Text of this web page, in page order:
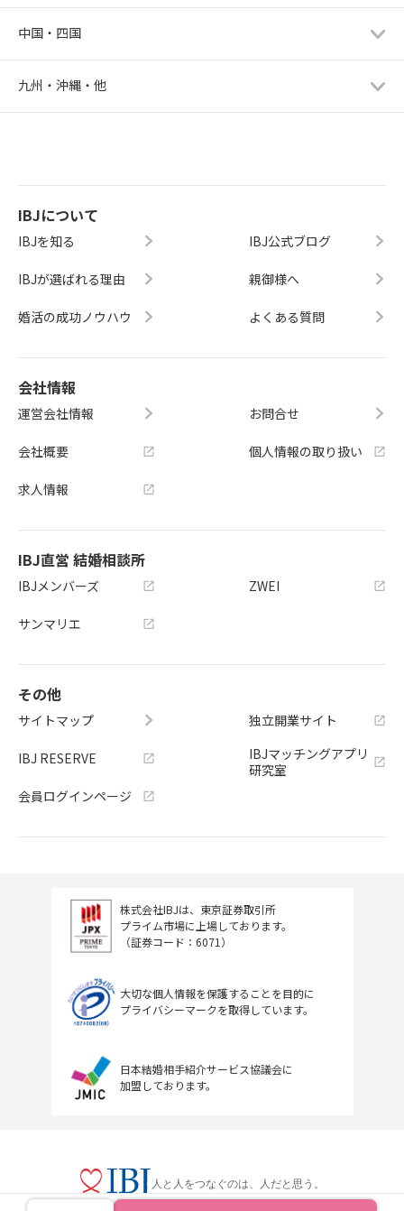
中国・四国
九州・沖縄・他
IBJについて
IBJを知る
IBJが選ばれる理由
婚活の成功ノウハウ
IBJ公式ブログ
親御様へ
よくある質問
会社情報
運営会社情報
会社概要
求人情報
お問合せ
個人情報の取り扱い
IBJ直営 結婚相談所
IBJメンバーズ
サンマリエ
ZWEI
その他
サイトマップ
IBJ RESERVE
会員ログインページ
独立開業サイト
IBJマッチングアプリ
研究室
株式会社IBJは、東京証券取引所
プライム市場に上場しております。
（証券コード：6071）
大切な個人情報を保護することを目的に
プライバシーマークを取得しています。
日本結婚相手紹介サービス協議会に
加盟しております。
人と人をつなぐのは、人だと思う。